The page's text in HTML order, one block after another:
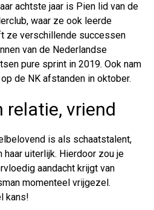
achtste jaar is Pien lid van de
waar ze ook leerde
ze verschillende successen
van de Nederlandse
pure sprint in 2019. Ook nam
de NK afstanden in oktober.
relatie, vriend
is als schaatstalent,
uiterlijk. Hierdoor zou je
aandacht krijgt van
momenteel vrijgezel.
kans!